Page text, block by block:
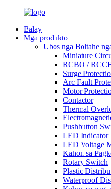
Balay
Mga produkto
Ubos nga Boltahe
Miniature
RCBO /
Surge
Arc Fault
Motor
Contactor
Thermal
Pushbutton
LED Indicator
LED Voltage
Kahon sa
Rotary Switch
Plastic
Waterproof